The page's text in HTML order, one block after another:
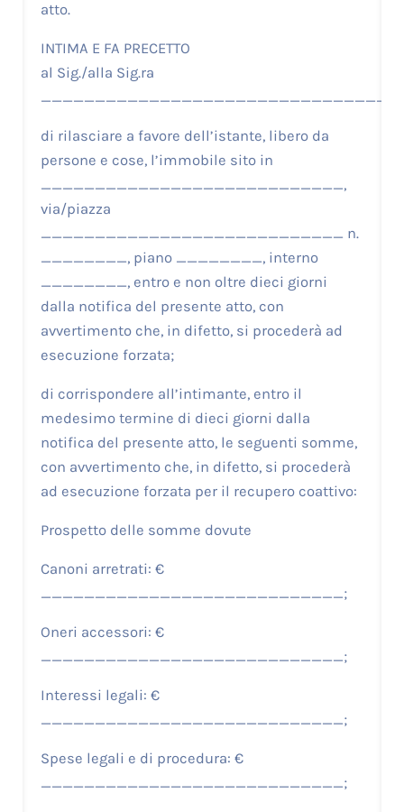
atto.
INTIMA E FA PRECETTO
al Sig./alla Sig.ra
di rilasciare a favore dell’istante, libero da
persone e cose, l’immobile sito in
____________________________,
via/piazza
____________________________ n.
________, piano ________, interno
________, entro e non oltre dieci giorni
dalla notifica del presente atto, con
avvertimento che, in difetto, si procederà ad
esecuzione forzata;
di corrispondere all’intimante, entro il
medesimo termine di dieci giorni dalla
notifica del presente atto, le seguenti somme,
con avvertimento che, in difetto, si procederà
ad esecuzione forzata per il recupero coattivo:
Prospetto delle somme dovute
Canoni arretrati: €
____________________________;
Oneri accessori: €
____________________________;
Interessi legali: €
____________________________;
Spese legali e di procedura: €
____________________________;